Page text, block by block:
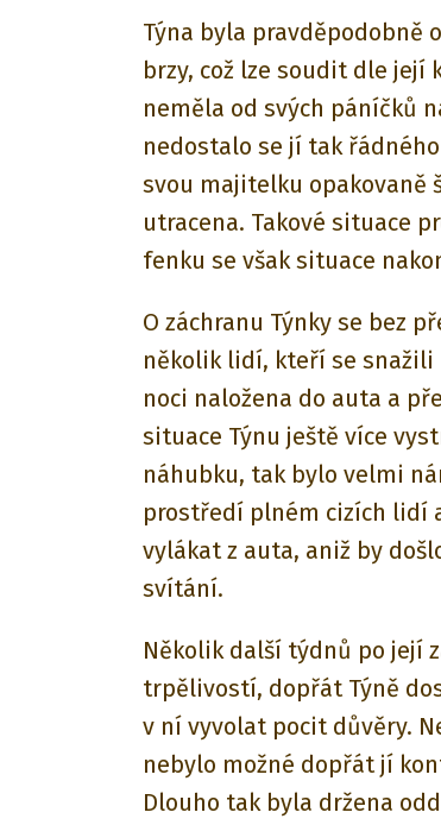
Týna byla pravděpodobně
brzy, což lze soudit dle její
neměla od svých páníčků
nedostalo se jí tak
svou majitelku opakovaně
utracena. Takové situace
fenku se však situace
O záchranu Týnky se bez
několik lidí, kteří se snažili
noci naložena do auta a
situace Týnu ještě více
náhubku, tak bylo velmi
prostředí plném cizích lidí
vylákat z auta, aniž by
svítání.
Několik další týdnů po její
trpělivostí, dopřát Týně
v ní vyvolat pocit důvěry.
nebylo možné dopřát jí
Dlouho tak byla držena